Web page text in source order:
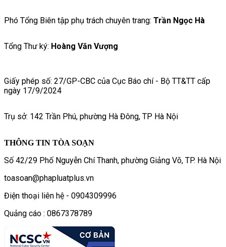
Phó Tổng Biên tập phụ trách chuyên trang: Trần Ngọc Hà
Tổng Thư ký: Hoàng Văn Vượng
Giấy phép số: 27/GP-CBC của Cục Báo chí - Bộ TT&TT cấp
ngày 17/9/2024
Trụ sở: 142 Trần Phú, phường Hà Đông, TP Hà Nội
THÔNG TIN TÒA SOẠN
Số 42/29 Phố Nguyễn Chí Thanh, phường Giảng Võ, TP. Hà Nội
toasoan@phapluatplus.vn
Điện thoại liên hệ - 0904309996
Quảng cáo : 0867378789